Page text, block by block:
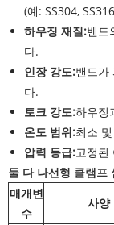
(예: SS304,
하우징 재질:밴드
다.
인장 강도:밴드가
다.
토크 강도:하우징
온도 범위:최소
압력 등급:고정된
둘 다 나선형 클램프
매개변
수
사양